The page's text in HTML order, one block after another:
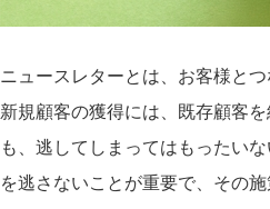
ニュースレターとは、お客様と
新規顧客の獲得には、既存顧客
も、逃してしまってはもったい
を逃さないことが重要で、その